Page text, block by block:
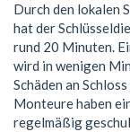
Durch den lokalen
hat der
rund 20 Minuten.
wird in wenigen
Schäden an
Monteure haben
regelmäßig